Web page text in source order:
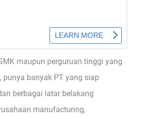
maupun perguruan tinggi yang
punya banyak PT yang siap
berbagai latar belakang
manufacturing,